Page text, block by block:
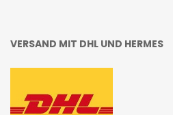
VERSAND MIT DHL UND HERMES